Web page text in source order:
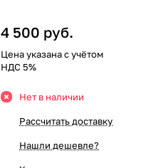
4 500 руб.
Цена указана с учётом
НДС 5%
Нет в наличии
Рассчитать доставку
Нашли дешевле?